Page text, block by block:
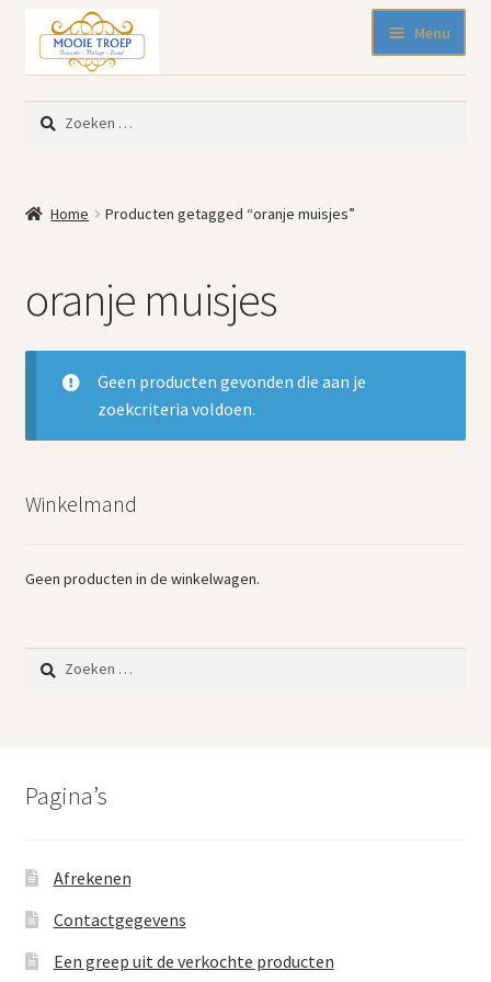
door
naar
navigatie
naar
de
inhoud
Menu
Nieuw binnen
Blikken
Keukenspullen
Kleine meubelen
Muurdecoratie
Servies en glaswerk
Woonaccessoires
Zoeken
naar:
Home Producten getagged “oranje muisjes”
oranje muisjes
Geen producten gevonden die aan je
zoekcriteria voldoen.
Winkelmand
Geen producten in de winkelwagen.
Zoeken
naar:
Pagina’s
Afrekenen
Contactgegevens
Een greep uit de verkochte producten